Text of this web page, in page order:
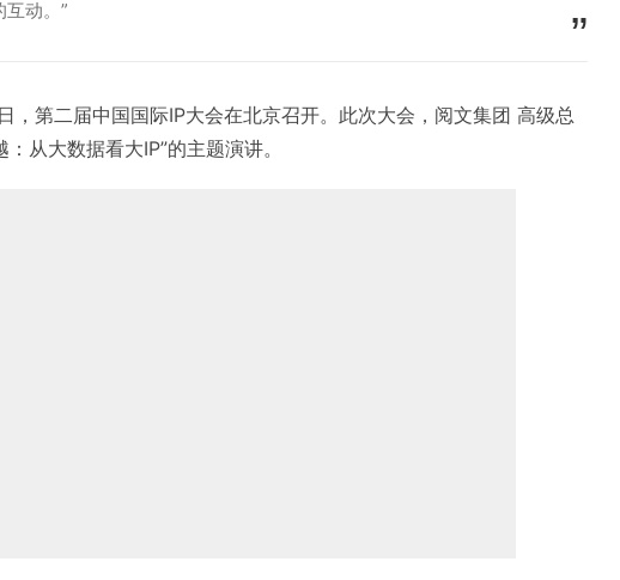
动。”
第二届中国国际IP大会在北京召开。此次大会，阅文集团 高级总
从大数据看大IP”的主题演讲。